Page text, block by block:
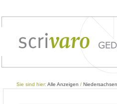
Sie sind hier: Alle Anzeigen / Niedersachsen